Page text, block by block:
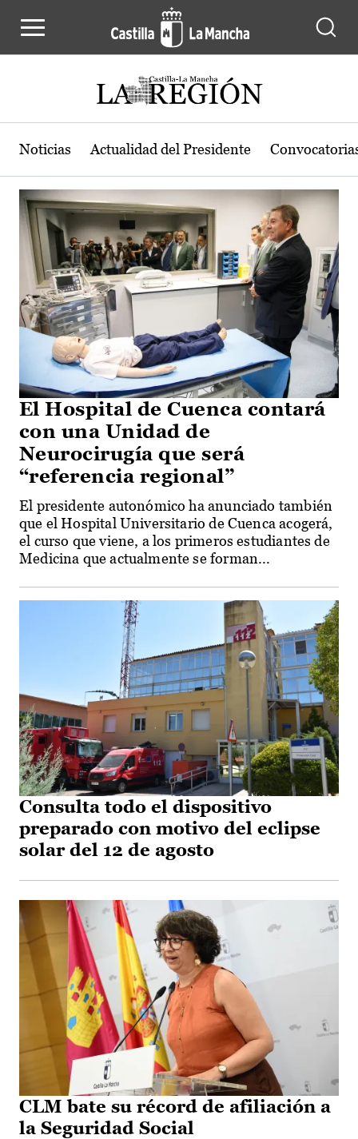
Actualidad de la región de Castilla-
Noticias Actualidad del Presidente
El Hospital de Cuenca contará
con una Unidad de
Neurocirugía que será
“referencia regional”
El presidente autonómico ha anunciado también
que el Hospital Universitario de Cuenca acogerá,
el curso que viene, a los primeros estudiantes de
Medicina que actualmente se forman...
Consulta todo el dispositivo
preparado con motivo del eclipse
solar del 12 de agosto
CLM bate su récord de afiliación a
la Seguridad Social